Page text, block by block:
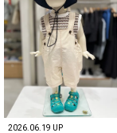
2026.06.19 UP